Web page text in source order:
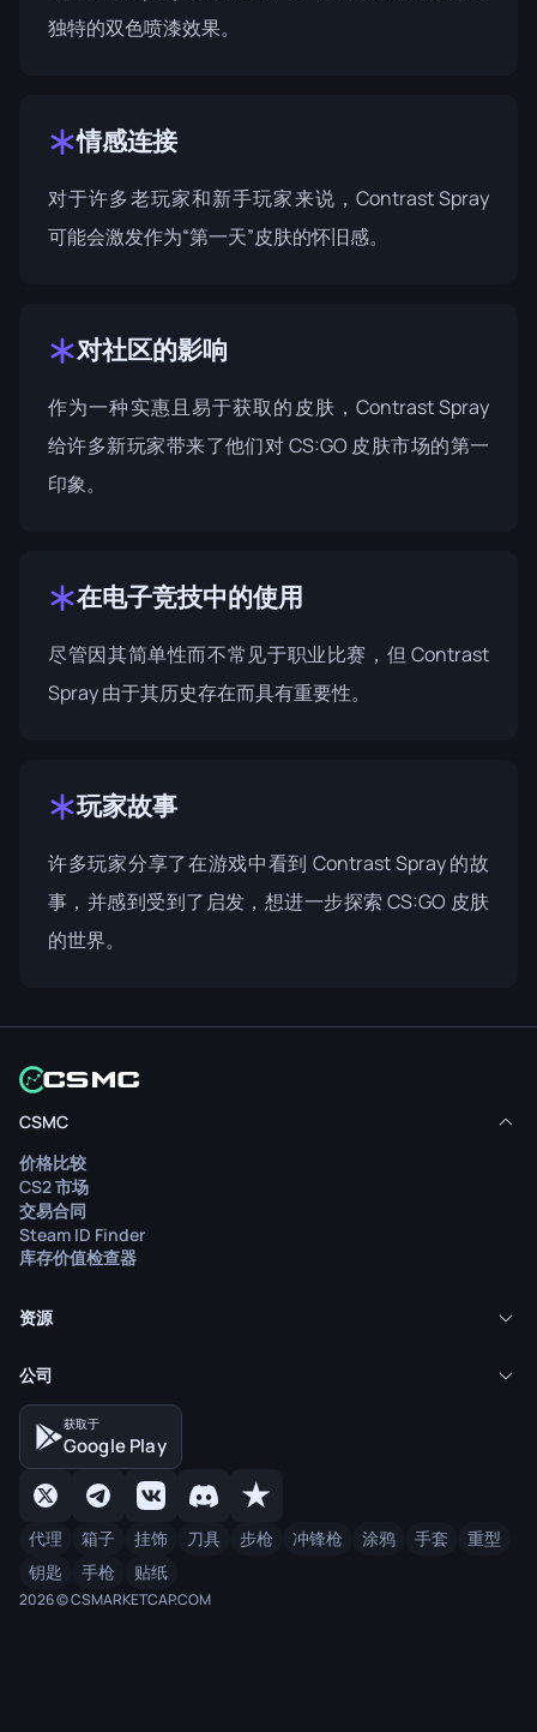
独特的双色喷漆效果。
情感连接
对于许多老玩家和新手玩家来说，Contrast Spray
可能会激发作为“第一天”皮肤的怀旧感。
对社区的影响
作为一种实惠且易于获取的皮肤，Contrast Spray
给许多新玩家带来了他们对 CS:GO 皮肤市场的第一
印象。
在电子竞技中的使用
尽管因其简单性而不常见于职业比赛，但 Contrast
Spray 由于其历史存在而具有重要性。
玩家故事
许多玩家分享了在游戏中看到 Contrast Spray 的故
事，并感到受到了启发，想进一步探索 CS:GO 皮肤
的世界。
CSMC
价格比较
CS2 市场
交易合同
Steam ID Finder
库存价值检查器
资源
公司
获取于
Google Play
代理 箱子 挂饰 刀具 步枪 冲锋枪 涂鸦 手套
重型
钥匙
手枪 贴纸
2026 © CSMARKETCAP.COM